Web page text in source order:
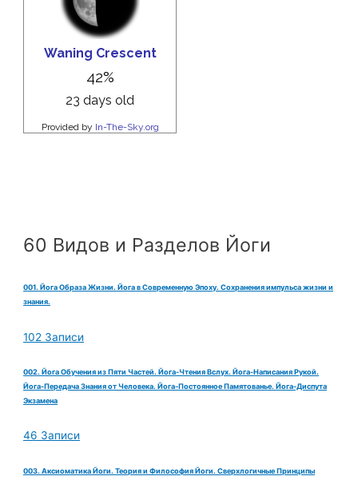
60 Видов и Разделов Йоги
001. Йога Образа Жизни. Йога в Современную Эпоху. Сохранения импульса жизни и
знания.
102 Записи
002. Йога Обучения из Пяти Частей. Йога-Чтения Вслух. Йога-Написания Рукой.
Йога-Передача Знания от Человека. Йога-Постоянное Памятованье. Йога-Диспута
Экзамена
46 Записи
003. Аксиоматика Йоги. Теория и Философия Йоги. Сверхлогичные Принципы